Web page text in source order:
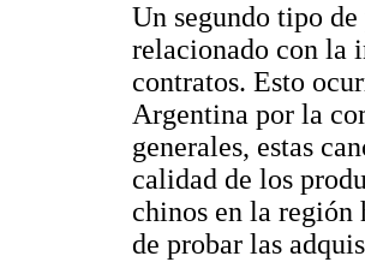
Un segundo tipo
relacionado con la
contratos. Esto
Argentina por la
generales, estas
calidad de los
chinos en la región
de probar las